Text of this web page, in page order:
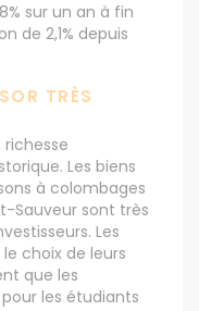
sur un an à fin
de 2,1% depuis
TRÈS
Les biens
à colombages
Sauveur sont très
Les
choix de leurs
que les
les étudiants